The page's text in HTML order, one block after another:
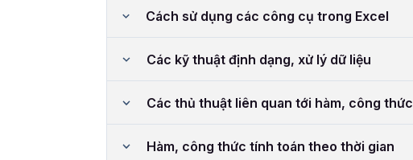
Cách sử dụng các công cụ trong Excel
Các kỹ thuật định dạng, xử lý dữ liệu
Các thủ thuật liên quan tới hàm, công thức
Hàm, công thức tính toán theo thời gian